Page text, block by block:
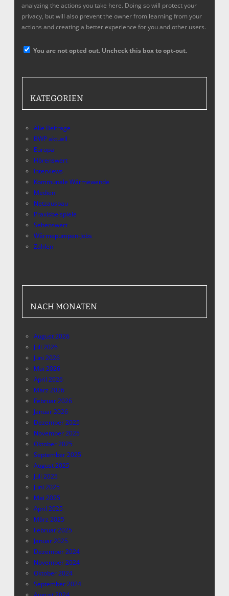
analyzing the actions you take here. Doing so will protect your
privacy, but will also prevent the owner from learning from your
actions and creating a better experience for you and other users.
You are not opted out. Uncheck this box to opt-out.
KATEGORIEN
Alle Beiträge
BWP aktuell
Europa
Hörenswert
Interviews
Kommunale Wärmewende
Medien
Netzausbau
Praxisbeispiele
Sehenswert
Wärmepumpen-Jobs
Zahlen
NACH MONATEN
August 2026
Juli 2026
Juni 2026
Mai 2026
April 2026
März 2026
Februar 2026
Januar 2026
Dezember 2025
November 2025
Oktober 2025
September 2025
August 2025
Juli 2025
Juni 2025
Mai 2025
April 2025
März 2025
Februar 2025
Januar 2025
Dezember 2024
November 2024
Oktober 2024
September 2024